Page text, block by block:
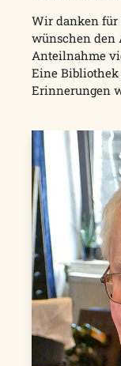
Wir danken für
wünschen den
Anteilnahme
Eine
Erinnerungen